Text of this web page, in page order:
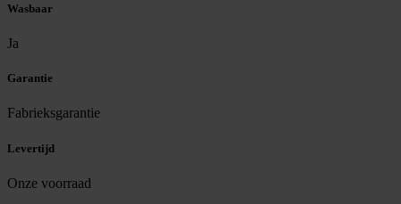
Wasbaar
Ja
Garantie
Fabrieksgarantie
Levertijd
Onze voorraad